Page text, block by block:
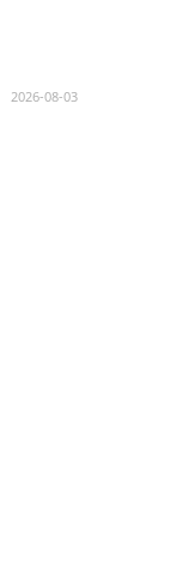
2026-08-03